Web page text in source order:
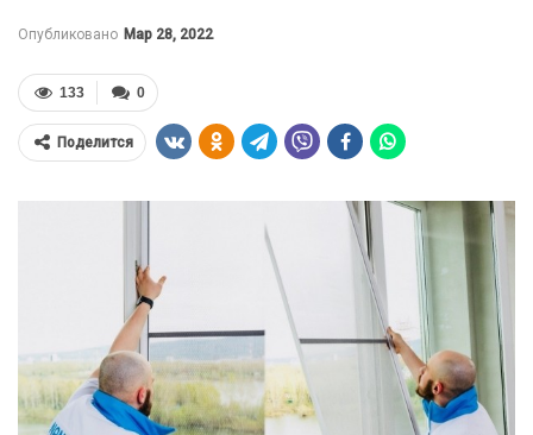
Опубликовано Мар 28, 2022
0
133
Поделится